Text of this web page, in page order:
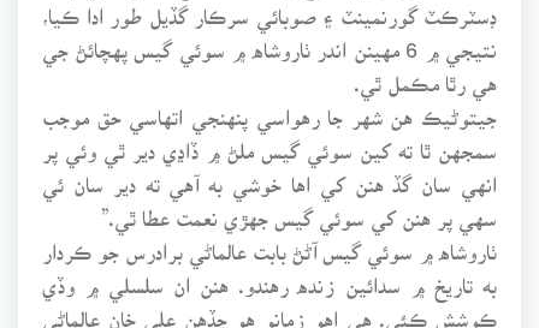
ڊسٽرڪٽ گورنمينٽ ۽ صوبائي سرڪار گڏيل طور ادا ڪيا،
نتيجي ۾ 6 مهينن اندر ٺاروشاه ۾ سوئي گيس پهچائڻ جي
هي رٿا مڪمل ٿي.
جيتوڻيڪ هن شهر جا رهواسي پنهنجي اتهاسي حق موجب
سمجهن ٿا ته کين سوئي گيس ملڻ ۾ ڏاڍي دير ٿي وئي پر
انهي سان گڏ هنن کي اها خوشي به آهي ته دير سان ئي
سهي پر هنن کي سوئي گيس جهڙي نعمت عطا ٿي.”
ٺاروشاه ۾ سوئي گيس آڻڻ بابت عالماڻي برادرس جو ڪردار
به تاريخ ۾ سدائين زنده رهندو. هنن ان سلسلي ۾ وڏي
ڪوشش ڪئي. هي اهو زمانو هو جڏهن علي خان عالماڻي